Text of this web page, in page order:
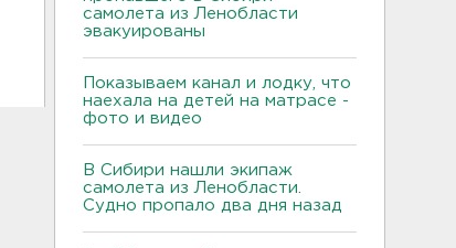
самолета из Ленобласти
эвакуированы
Показываем канал и лодку, что
наехала на детей на матрасе -
фото и видео
В Сибири нашли экипаж
самолета из Ленобласти.
Судно пропало два дня назад